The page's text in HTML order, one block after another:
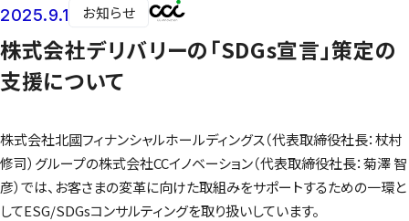
ニュース
2025.9.1 お知らせ
株式会社デリバリーの「SDGs宣言」策定の
支援について
株式会社北國フィナンシャルホールディングス（代表取締役社長：杖村
修司）グループの株式会社CCイノベーション（代表取締役社長：菊澤 智
彦）では、お客さまの変革に向けた取組みをサポートするための一環と
してESG/SDGsコンサルティングを取り扱いしています。